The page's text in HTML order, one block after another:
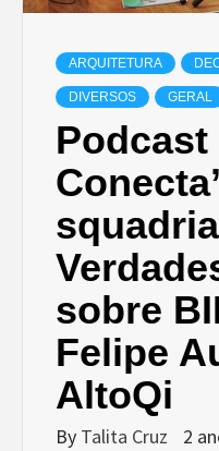
ARQUITETURA
DIVERSOS GERAL
Podcast
sobre
Felipe
AltoQi
By Talita Cruz 2